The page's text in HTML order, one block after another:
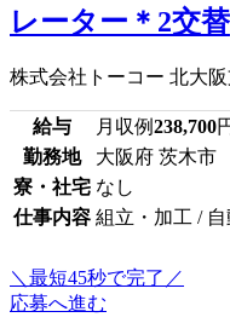
レーター＊2交替
株式会社トーコー 北大
給与 月収例238,700
勤務地
大阪府 茨木市
寮・社宅 なし
仕事内容 組立・加工 /
＼最短45秒で完了／
応募へ進む